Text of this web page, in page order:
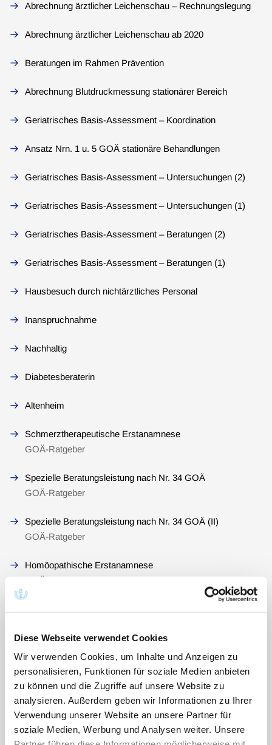
Diese Webseite verwendet Cookies
Wir verwenden Cookies, um Inhalte und Anzeigen zu
personalisieren, Funktionen für soziale Medien anbieten
zu können und die Zugriffe auf unsere Website zu
analysieren. Außerdem geben wir Informationen zu Ihrer
Verwendung unserer Website an unsere Partner für
soziale Medien, Werbung und Analysen weiter. Unsere
Abrechnung ärztlicher Leichenschau – Rechnungslegung
Abrechnung ärztlicher Leichenschau ab 2020
Beratungen im Rahmen Prävention
Abrechnung Blutdruckmessung stationärer Bereich
Geriatrisches Basis-Assessment – Koordination
Ansatz Nrn. 1 u. 5 GOÄ stationäre Behandlungen
Geriatrisches Basis-Assessment – Untersuchungen (2)
Geriatrisches Basis-Assessment – Untersuchungen (1)
Geriatrisches Basis-Assessment – Beratungen (2)
Geriatrisches Basis-Assessment – Beratungen (1)
Hausbesuch durch nichtärztliches Personal
Inanspruchnahme
Nachhaltig
Diabetesberaterin
Altenheim
Schmerztherapeutische Erstanamnese
GOÄ-Ratgeber
Spezielle Beratungsleistung nach Nr. 34 GOÄ
GOÄ-Ratgeber
Spezielle Beratungsleistung nach Nr. 34 GOÄ (II)
GOÄ-Ratgeber
Homöopathische Erstanamnese
GOÄ-Ratgeber
Körperliche Untersuchung(en) II
GOÄ-Ratgeber
Früherkennungsuntersuchungen und Hautkrebs-
Screening
GOÄ-Ratgeber